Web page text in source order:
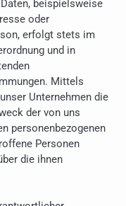
beispielsweise
oder
erfolgt stets im
und in
Mittels
Unternehmen die
der von uns
personenbezogenen
Personen
die ihnen